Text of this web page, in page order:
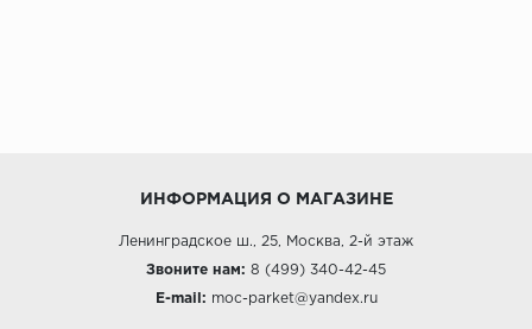
ИНФОРМАЦИЯ О МАГАЗИНЕ
Ленинградское ш., 25, Москва, 2-й этаж
Звоните нам: 8 (499) 340-42-45
E-mail: moc-parket@yandex.ru